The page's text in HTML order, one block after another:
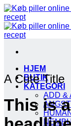
Fortsæt
til
indhold
HJEM
BUTIK
KATEGORI
ADD &
ANGST
A Cute Title
This is